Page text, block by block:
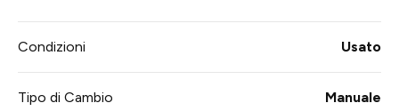
Condizioni Usato
Tipo di Cambio Manuale